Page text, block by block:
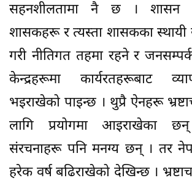
सहनशीलतामा नै छ । शासन
शासकहरू र त्यस्ता शासकका स्थायी
गरी नीतिगत तहमा रहने र
केन्द्रहरूमा कार्यरतहरूबाट
भइराखेको पाइन्छ । थुप्रै ऐनहरू
लागि प्रयोगमा आइराखेका
संरचनाहरू पनि मनग्य छन् । तर
हरेक वर्ष बढिराखेको देखिन्छ ।